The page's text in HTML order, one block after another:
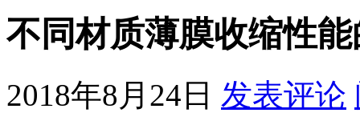
不同材质薄膜收缩性
2018年8月24日 发表评论